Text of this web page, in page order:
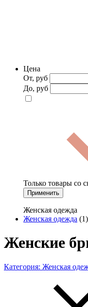
Цена
От, руб
До, руб
Только товары со
Применить
Женская одежда
Женская одежда (1)
Женские
Категория: Женская